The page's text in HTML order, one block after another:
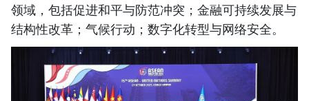
领域，包括促进和平与防范冲突；金融可持续发展与
结构性改革；气候行动；数字化转型与网络安全。